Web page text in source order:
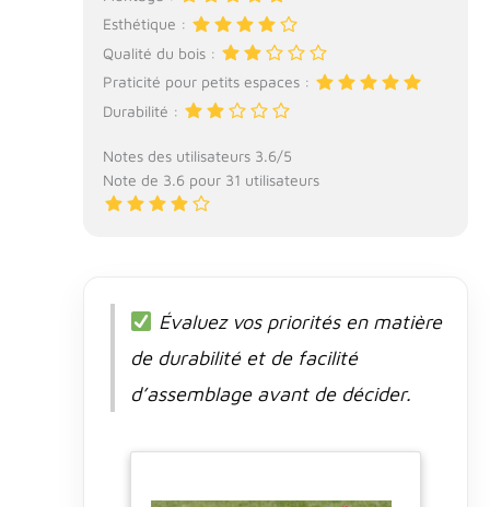
Esthétique :
Qualité du bois :
Praticité pour petits espaces :
Durabilité :
Notes des utilisateurs 3.6/5
Note de 3.6 pour 31 utilisateurs
Évaluez vos priorités en matière
de durabilité et de facilité
d’assemblage avant de décider.